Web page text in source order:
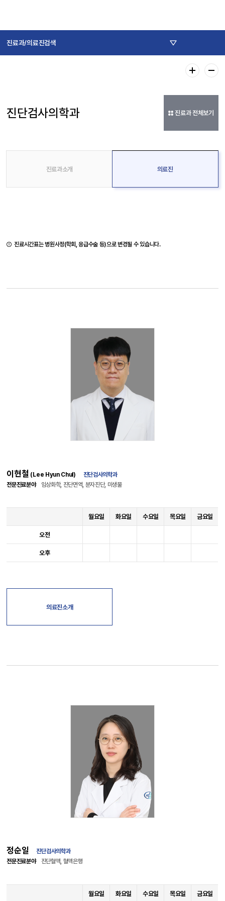
진료과/의료진검색
진단검사의학과 진료과 전체보기
진료과소개 의료진
진료시간표는 병원사정(학회, 응급수술 등)으로 변경될 수 있습니다.
이현철 (Lee Hyun Chul)
진단검사의학과
전문진료분야
임상화학, 진단면역, 분자진단, 미생물
월요일 화요일 수요일 목요일 금요일
오전
오후
의료진소개
정순일
진단검사의학과
전문진료분야
진단혈액, 혈액은행
월요일 화요일 수요일 목요일 금요일